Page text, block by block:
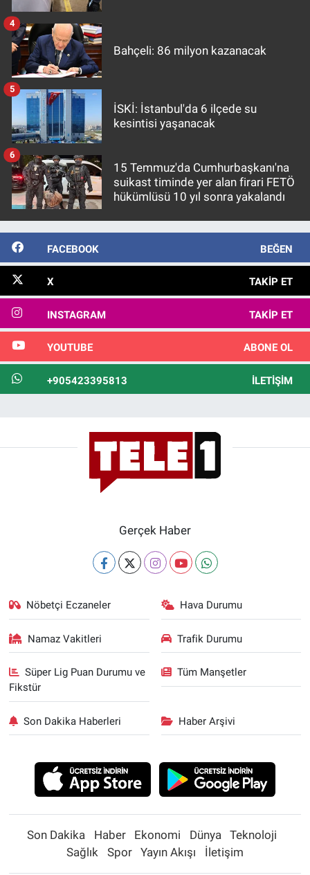
Bahçeli: 86 milyon kazanacak
4
İSKİ: İstanbul'da 6 ilçede su
kesintisi yaşanacak
5
15 Temmuz'da Cumhurbaşkanı'na
suikast timinde yer alan firari FETÖ
hükümlüsü 10 yıl sonra yakalandı
6
FACEBOOK BEĞEN
X TAKIP ET
INSTAGRAM TAKIP ET
YOUTUBE ABONE OL
+905423395813 İLETIŞIM
Gerçek Haber
Nöbetçi Eczaneler Hava Durumu
Namaz Vakitleri Trafik Durumu
Süper Lig Puan Durumu ve
Fikstür
Tüm Manşetler
Son Dakika Haberleri Haber Arşivi
Son Dakika Haber Ekonomi Dünya
Teknoloji
Sağlık
Spor Yayın Akışı İletişim